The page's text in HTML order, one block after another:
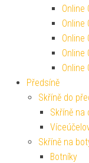
Online
Online
Online
Online
Online
Předsíně
Skříně do
Skříně na
Skříně na
Botníky